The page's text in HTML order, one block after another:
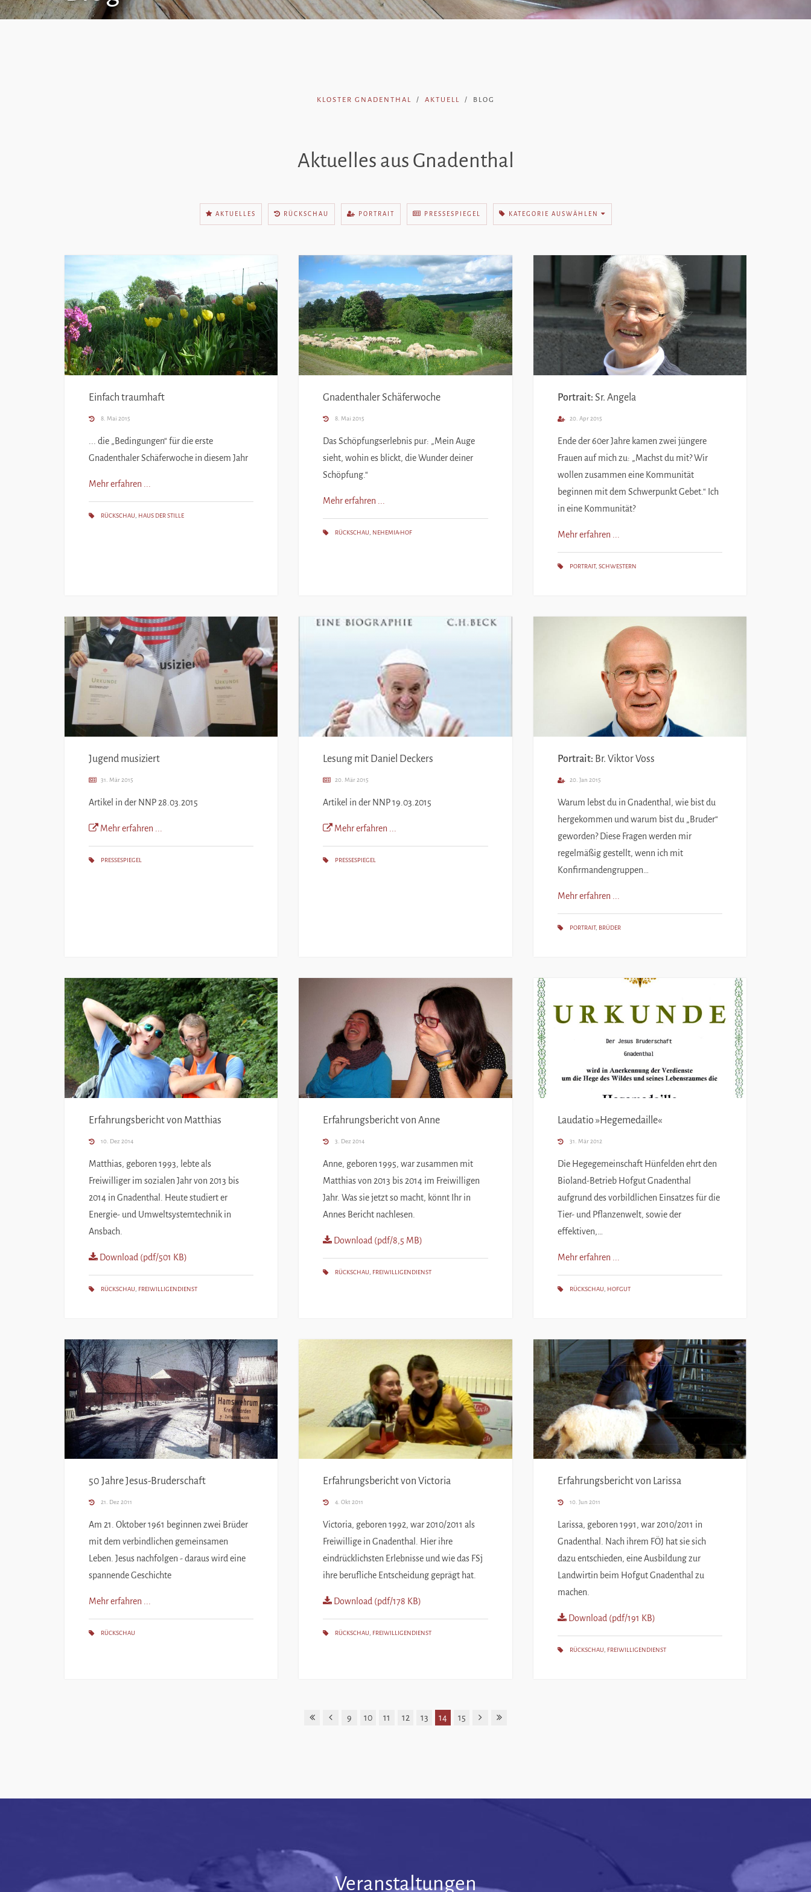
KLOSTER GNADENTHAL AKTUELL BLOG
Aktuelles aus Gnadenthal
AKTUELLES RÜCKSCHAU PORTRAIT PRESSESPIEGEL KATEGORIE AUSWÄHLEN
Einfach traumhaft
8. Mai 2015
... die „Bedingungen“ für die erste
Gnadenthaler Schäferwoche in diesem Jahr
Mehr erfahren ...
RÜCKSCHAU HAUS DER STILLE
Gnadenthaler Schäferwoche
8. Mai 2015
Das Schöpfungserlebnis pur: „Mein Auge
sieht, wohin es blickt, die Wunder deiner
Schöpfung.“
Mehr erfahren ...
RÜCKSCHAU NEHEMIA-HOF
Portrait: Sr. Angela
20. Apr 2015
Ende der 60er Jahre kamen zwei jüngere
Frauen auf mich zu: „Machst du mit? Wir
wollen zusammen eine Kommunität
beginnen mit dem Schwerpunkt Gebet.“ Ich
in eine Kommunität?
Mehr erfahren ...
PORTRAIT, SCHWESTERN
Jugend musiziert
31. Mär 2015
Artikel in der NNP 28.03.2015
Mehr erfahren ...
PRESSESPIEGEL
Lesung mit Daniel Deckers
20. Mär 2015
Artikel in der NNP 19.03.2015
Mehr erfahren ...
PRESSESPIEGEL
Portrait: Br. Viktor Voss
20. Jan 2015
Warum lebst du in Gnadenthal, wie bist du
hergekommen und warum bist du „Bruder“
geworden? Diese Fragen werden mir
regelmäßig gestellt, wenn ich mit
Konfirmandengruppen…
Mehr erfahren ...
PORTRAIT, BRÜDER
Erfahrungsbericht von Matthias
10. Dez 2014
Matthias, geboren 1993, lebte als
Freiwilliger im sozialen Jahr von 2013 bis
2014 in Gnadenthal. Heute studiert er
Energie- und Umweltsystemtechnik in
Ansbach.
Download (pdf/501 KB)
RÜCKSCHAU FREIWILLIGENDIENST
Erfahrungsbericht von Anne
3. Dez 2014
Anne, geboren 1995, war zusammen mit
Matthias von 2013 bis 2014 im Freiwilligen
Jahr. Was sie jetzt so macht, könnt Ihr in
Annes Bericht nachlesen.
Download (pdf/8,5 MB)
RÜCKSCHAU FREIWILLIGENDIENST
Laudatio »Hegemedaille«
31. Mär 2012
Die Hegegemeinschaft Hünfelden ehrt den
Bioland-Betrieb Hofgut Gnadenthal
aufgrund des vorbildlichen Einsatzes für die
Tier- und Pflanzenwelt, sowie der
effektiven,…
Mehr erfahren ...
RÜCKSCHAU HOFGUT
50 Jahre Jesus-Bruderschaft
21. Dez 2011
Am 21. Oktober 1961 beginnen zwei Brüder
mit dem verbindlichen gemeinsamen
Leben. Jesus nachfolgen - daraus wird eine
spannende Geschichte
Mehr erfahren ...
RÜCKSCHAU
Erfahrungsbericht von Victoria
4. Okt 2011
Victoria, geboren 1992, war 2010/2011 als
Freiwillige in Gnadenthal. Hier ihre
eindrücklichsten Erlebnisse und wie das FSj
ihre berufliche Entscheidung geprägt hat.
Download (pdf/178 KB)
RÜCKSCHAU, FREIWILLIGENDIENST
Erfahrungsbericht von Larissa
10. Jun 2011
Larissa, geboren 1991, war 2010/2011 in
Gnadenthal. Nach ihrem FÖJ hat sie sich
dazu entschieden, eine Ausbildung zur
Landwirtin beim Hofgut Gnadenthal zu
machen.
Download (pdf/191 KB)
RÜCKSCHAU, FREIWILLIGENDIENST
9 10 11 12 13 14 15
Veranstaltungen